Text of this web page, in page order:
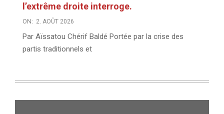
l’extrême droite interroge.
ON: 2. AOÛT 2026
Par Aïssatou Chérif Baldé Portée par la crise des
partis traditionnels et